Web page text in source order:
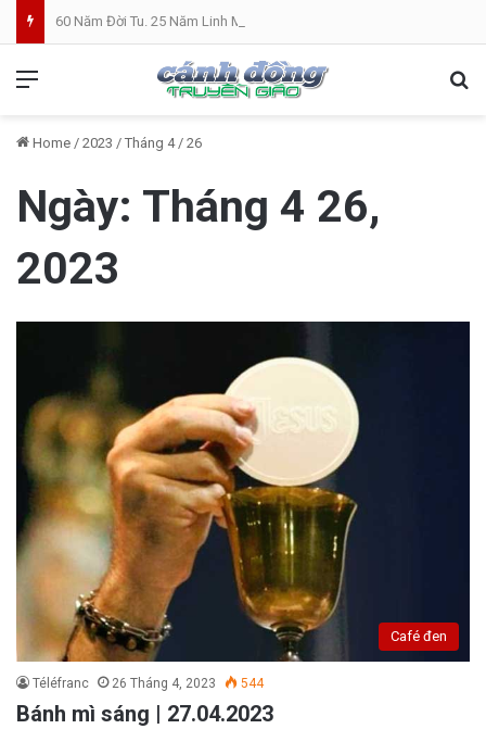
Home / 2023 / Tháng 4 / 26
Ngày: Tháng 4 26,
2023
Café đen
Téléfranc 26 Tháng 4, 2023 544
Bánh mì sáng | 27.04.2023